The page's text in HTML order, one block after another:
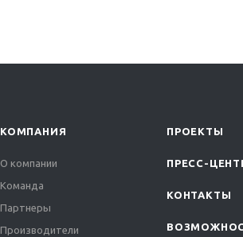
КОМПАНИЯ
О компании
Команда
Партнеры
Производители
ПРОЕКТЫ
ПРЕСС-
КОНТАКТЫ